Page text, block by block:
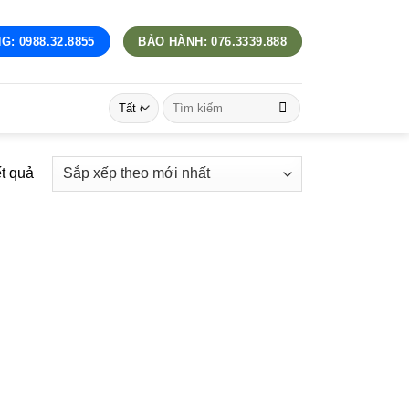
0988.32.8855 BẢO HÀNH: 076.3339.888
Tìm
kiếm:
quảĐã
sắp